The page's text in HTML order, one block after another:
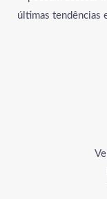
últimas tendências